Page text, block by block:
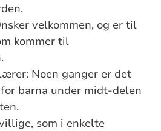
velkommen, og er til
kommer til
Noen ganger er det
barna under midt-delen
som i enkelte